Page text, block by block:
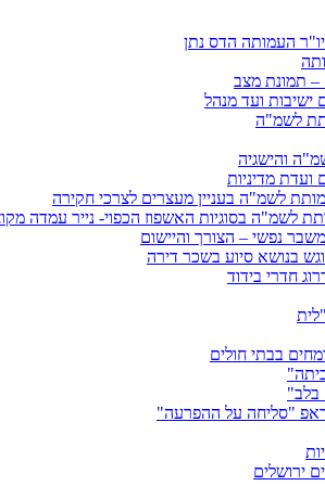
העמותה הדס נתן
– תמונת מצב
ישיבות ועד מנהל
לשמ"ה
והישגיה
ועדת מדיניות
לשמ"ה בעניין מעצרים לצרכי חקירה
לשמ"ה בסוגיות האשפוז הכפוי- נייר עמדה
משבר נפשי – הצורך והיישום
בנושא סיוע בשכר דירה
חדרי בידוד
בבתי חולים
בלב"
"סליחה על ההפרעה"
ירושלים